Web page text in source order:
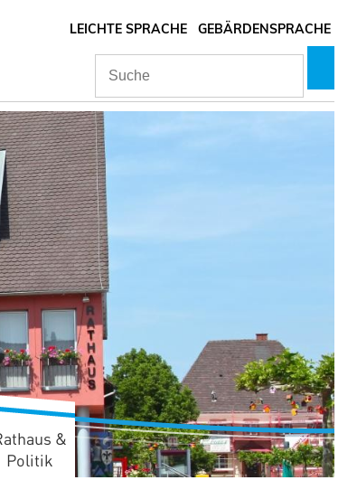
LEICHTE SPRACHE GEBÄRDENSPRACHE
&
Politik